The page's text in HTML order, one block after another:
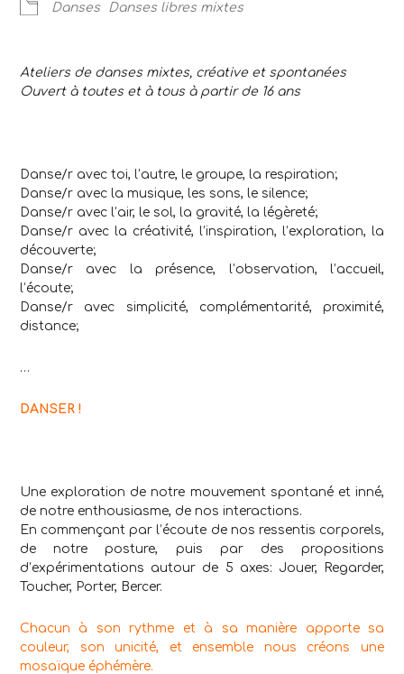
Danses Danses libres mixtes
Ateliers de danses mixtes, créative et spontanées
Ouvert à toutes et à tous à partir de 16 ans
Danse/r avec toi, l’autre, le groupe, la respiration;
Danse/r avec la musique, les sons, le silence;
Danse/r avec l’air, le sol, la gravité, la légèreté;
Danse/r avec la créativité, l’inspiration, l’exploration, la
découverte;
Danse/r avec la présence, l’observation, l’accueil,
l’écoute;
Danse/r avec simplicité, complémentarité, proximité,
distance;
…
DANSER !
Une exploration de notre mouvement spontané et inné,
de notre enthousiasme, de nos interactions.
En commençant par l’écoute de nos ressentis corporels,
de notre posture, puis par des propositions
d’expérimentations autour de 5 axes: Jouer, Regarder,
Toucher, Porter, Bercer.
Chacun à son rythme et à sa manière apporte sa
couleur, son unicité, et ensemble nous créons une
mosaïque éphémère.